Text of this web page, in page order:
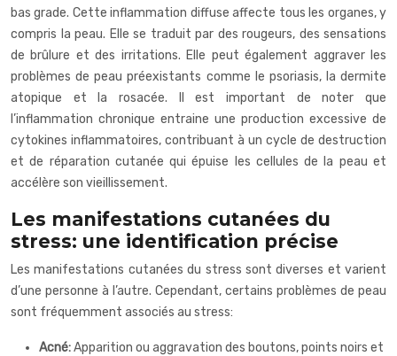
bas grade. Cette inflammation diffuse affecte tous les organes, y
compris la peau. Elle se traduit par des rougeurs, des sensations
de brûlure et des irritations. Elle peut également aggraver les
problèmes de peau préexistants comme le psoriasis, la dermite
atopique et la rosacée. Il est important de noter que
l’inflammation chronique entraine une production excessive de
cytokines inflammatoires, contribuant à un cycle de destruction
et de réparation cutanée qui épuise les cellules de la peau et
accélère son vieillissement.
Les manifestations cutanées du
stress: une identification précise
Les manifestations cutanées du stress sont diverses et varient
d’une personne à l’autre. Cependant, certains problèmes de peau
sont fréquemment associés au stress:
Acné:Apparition ou aggravation des boutons, points noirs et